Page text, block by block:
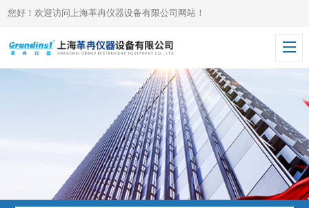
您好！欢迎访问上海革冉仪器设备有限公司网站！